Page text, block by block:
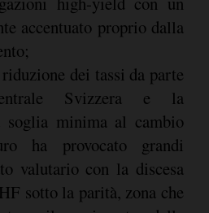
accentuato proprio dalla
dei tassi da parte
Svizzera e la
soglia minima al cambio
ha provocato grandi
valutario con la discesa
sotto la parità, zona che